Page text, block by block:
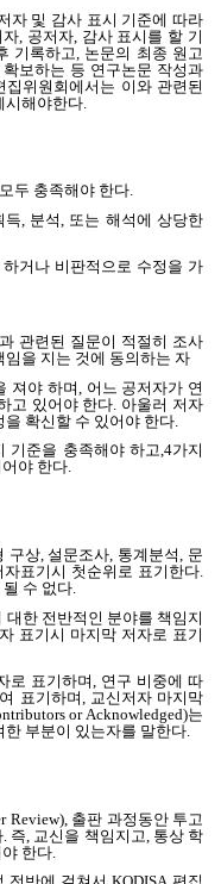
자 및 감사 표시 기준에 따라
자 공저자, 감사 표시를 할 기
기록하고
논문의 최종 원고
보하는 등 연구논문 작성과
집위원회에서는 이와 관련된
시해야한다
두 충족해야 한다.
득, 분석, 또는 해석에 상당한
거나 비판적으로 수정을 가
관련된 질문이 적절히 조사
을 지는 것에 동의하는 자
져야 하며
어느 공저자가 연
고 있어야 한다 아울러 저자
확신할 수 있어야 한다
기준을 충족해야 하고,4가지
야 한다.
구상, 설문조사, 통계분석, 문
표기시 첫순위로 표기한다.
수 없다.
대한 전반적인 분야를 책임지
표기시 마지막 저자로 표기
로 표기하며, 연구 비중에 따
표기하며, 교신저자 마지막
or Acknowledged)는
부분이 있는자를 말한다.
Review), 출판 과정동안 투고
즉 교신을 책임지고 통상 학
한다